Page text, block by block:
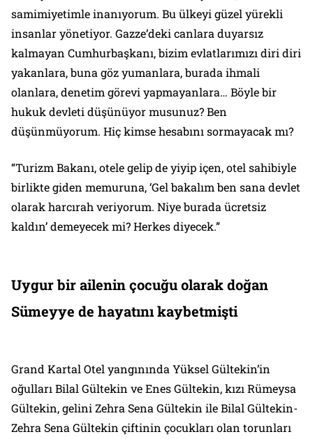
samimiyetimle inanıyorum. Bu ülkeyi güzel yürekli
insanlar yönetiyor. Gazze’deki canlara duyarsız
kalmayan Cumhurbaşkanı, bizim evlatlarımızı diri diri
yakanlara, buna göz yumanlara, burada ihmali
olanlara, denetim görevi yapmayanlara… Böyle bir
hukuk devleti düşünüyor musunuz? Ben
düşünmüyorum. Hiç kimse hesabını sormayacak mı?
“Turizm Bakanı, otele gelip de yiyip içen, otel sahibiyle
birlikte giden memuruna, ‘Gel bakalım ben sana devlet
olarak harcırah veriyorum. Niye burada ücretsiz
kaldın’ demeyecek mi? Herkes diyecek.”
Uygur bir ailenin çocuğu olarak doğan
Sümeyye de hayatını kaybetmişti
Grand Kartal Otel yangınında Yüksel Gültekin’in
oğulları Bilal Gültekin ve Enes Gültekin, kızı Rümeysa
Gültekin, gelini Zehra Sena Gültekin ile Bilal Gültekin-
Zehra Sena Gültekin çiftinin çocukları olan torunları